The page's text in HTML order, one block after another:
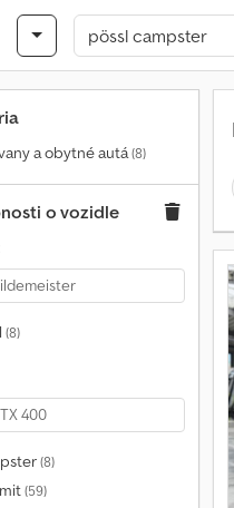
a obytné autá(8)
o vozidle
(8)
(8)
(59)